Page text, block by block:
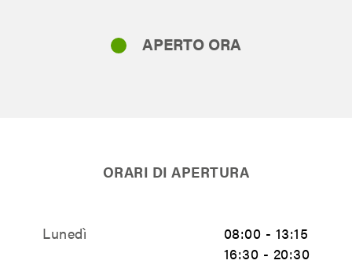
APERTO ORA
ORARI DI APERTURA
Lunedì
08:00 - 13:15
16:30 - 20:30